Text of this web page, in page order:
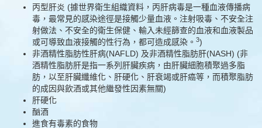
毒，最常見的感染途徑是接觸少量血液。注射吸毒、不安全注
射做法、不安全的衛生保健、輸入未經篩查的血液和血液製品
或可導致血液接觸的性行為，都可造成感染。 3)
非酒精性脂肪性肝病(NAFLD) 及非酒精性脂肪肝(NASH) (非
酒精性脂肪肝是指一系列肝臟疾病，由肝臟細胞積聚過多脂
肪，以至肝臟纖維化、肝硬化、肝衰竭或肝癌等，而積聚脂肪
的成因與飲酒或其他繼發性因素無關)
肝硬化
酗酒
進食有毒素的食物
長期受到某些環境、污染物侵害